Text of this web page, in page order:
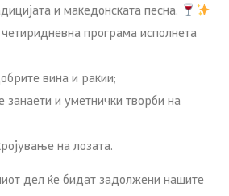
и македонската песна.
четиридневна програма исполнета
вина и ракии;
занаети и уметнички творби на
на лозата.
дел ќе бидат задолжени нашите